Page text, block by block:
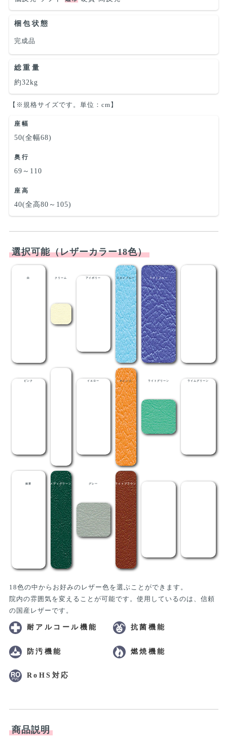
梱包状態
完成品
総重量
約32kg
【※規格サイズです。単位：cm】
座幅
50(全幅68)
奥行
69～110
座高
40(全高80～105)
選択可能（レザーカラー18色）
白 クリーム アイボリー スカイブルー ライトブルー
ピンク イエロー オレンジ ライトグリーン ライムグリーン
抹茶 メディグリーン グレー ライトブラウン
18色の中からお好みのレザー色を選ぶことができます。
院内の雰囲気を変えることが可能です。使用しているのは、信頼
の国産レザーです。
耐アルコール機能 抗菌機能
防汚機能 燃焼機能
RoHS対応
商品説明